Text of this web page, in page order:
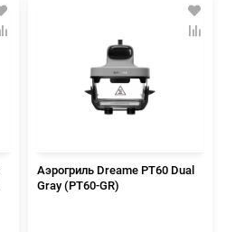
Аэрогриль Dreame PT60 Dual
Gray (PT60-GR)